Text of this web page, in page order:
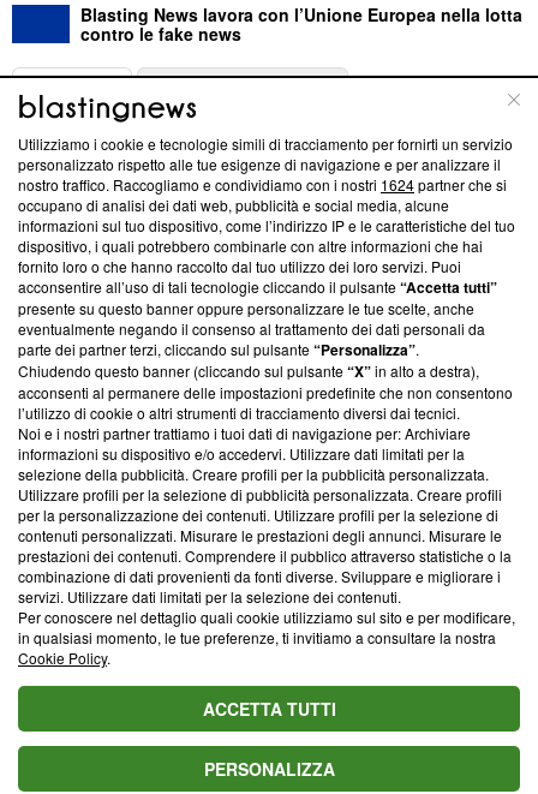
Blasting News lavora con l’Unione Europea nella lotta
contro le fake news
ABOUT
Questa sezione offre informazioni trasparenti su Blasting
News, sui nostri processi editoriali e su come ci impegniamo a
creare news di qualità. Inoltre, afferma la nostra aderenza a
‘Trust Project - News with Integrity’Blasting News non è
ancora membro del programma, ma ha richiesto di farne
parte; Trust Project non ha ancora effettuato una verifica di
conformità agli standard.
Su di noi
Team editoriale
Corporate
Redazione
Informativa Privacy
Cookie Policy
Blasting SA, IDI CHE-247.845.224, Via Carlo Frasca, 3 - 6900
Lugano (Svizzera) Tel:+39 0690258937
© 2026 Blasting News
Utilizziamo i cookie e tecnologie simili di tracciamento per fornirti un servizio
personalizzato rispetto alle tue esigenze di navigazione e per analizzare il
nostro traffico. Raccogliamo e condividiamo con i nostri 1624partner che si
occupano di analisi dei dati web, pubblicità e social media, alcune
informazioni sul tuo dispositivo, come l’indirizzo IP e le caratteristiche del tuo
dispositivo, i quali potrebbero combinarle con altre informazioni che hai
fornito loro o che hanno raccolto dal tuo utilizzo dei loro servizi. Puoi
acconsentire all’uso di tali tecnologie cliccando il pulsante“Accetta tutti”
presente su questo banner oppure personalizzare le tue scelte, anche
eventualmente negando il consenso al trattamento dei dati personali da
parte dei partner terzi, cliccando sul pulsante“Personalizza”.
Chiudendo questo banner (cliccando sul pulsante“X”in alto a destra),
acconsenti al permanere delle impostazioni predefinite che non consentono
l’utilizzo di cookie o altri strumenti di tracciamento diversi dai tecnici.
Noi e i nostri partner trattiamo i tuoi dati di navigazione per: Archiviare
informazioni su dispositivo e/o accedervi. Utilizzare dati limitati per la
selezione della pubblicità. Creare profili per la pubblicità personalizzata.
Utilizzare profili per la selezione di pubblicità personalizzata. Creare profili
per la personalizzazione dei contenuti. Utilizzare profili per la selezione di
contenuti personalizzati. Misurare le prestazioni degli annunci. Misurare le
prestazioni dei contenuti. Comprendere il pubblico attraverso statistiche o la
combinazione di dati provenienti da fonti diverse. Sviluppare e migliorare i
servizi. Utilizzare dati limitati per la selezione dei contenuti.
Per conoscere nel dettaglio quali cookie utilizziamo sul sito e per modificare,
in qualsiasi momento, le tue preferenze, ti invitiamo a consultare la nostra
Cookie Policy.
ACCETTA TUTTI
PERSONALIZZA